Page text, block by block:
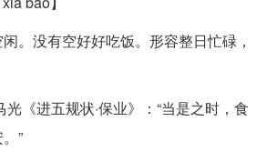
。没有空好好吃饭。形容整日忙碌，
光《进五规状·保业》：“当是之时，食
”